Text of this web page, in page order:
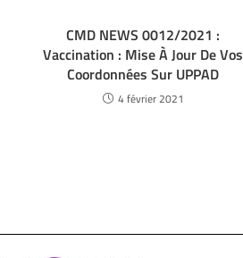
CMD NEWS 0012/2021 :
Vaccination : Mise À Jour De Vos
Coordonnées Sur UPPAD
4 février 2021